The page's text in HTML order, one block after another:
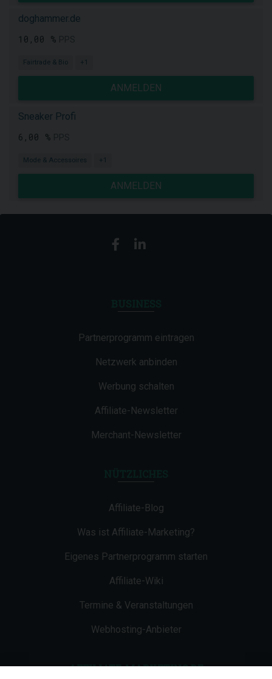
doghammer.de
10,00 %
Fairtrade & Bio +1
ANMELDEN
Sneaker Profi
6,00 %
Mode & Accessoires +1
ANMELDEN
Partnerprogramm eintragen
Netzwerk anbinden
Werbung schalten
Affiliate-Newsletter
Merchant-Newsletter
Affiliate-Blog
Was ist Affiliate-Marketing?
Eigenes Partnerprogramm starten
Affiliate-Wiki
Termine & Veranstaltungen
Webhosting-Anbieter
AFFILIATE-MARKETING.DE